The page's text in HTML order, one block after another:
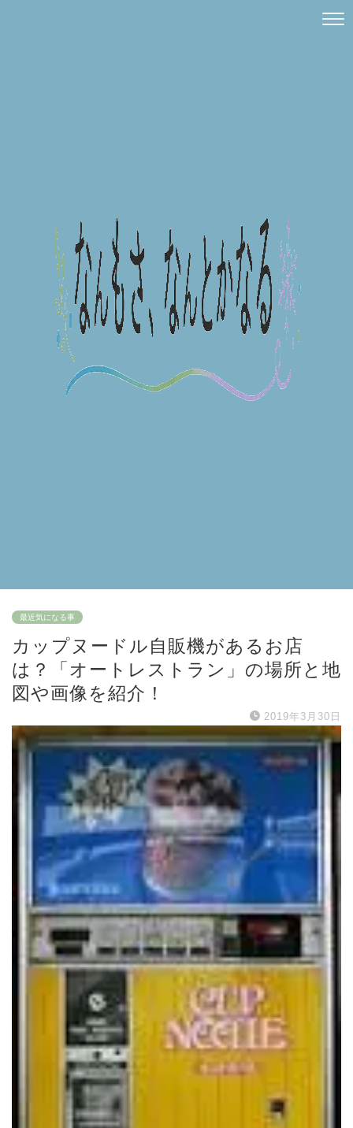
最近気になる事
カップヌードル自販機があるお店
は？「オートレストラン」の場所と地
図や画像を紹介！
2019年3月30日